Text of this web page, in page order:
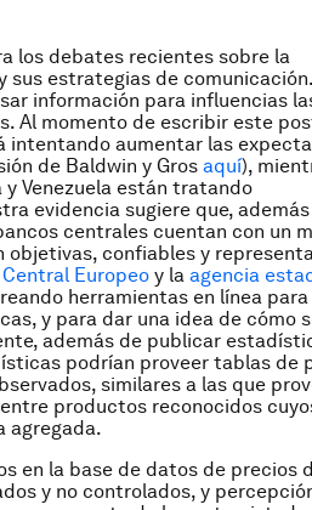
los debates recientes sobre la
estrategias de
información para influencias
Al momento de escribir este
intentando aumentar las
de Baldwin y Gros aquí),
Venezuela están tratando
evidencia sugiere que,
centrales cuentan con un
confiables y
Europeo y la agencia
herramientas en línea
y para dar una idea de cómo
además de publicar
podrían proveer tablas de
similares a las que
productos reconocidos
agregada.
en la base de datos de precios
y no controlados, y